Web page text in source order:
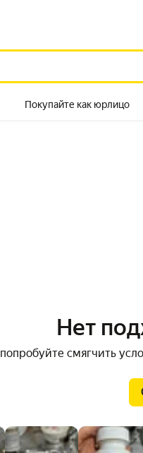
Покупайте как юрлицо
Нет
попробуйте смягчить